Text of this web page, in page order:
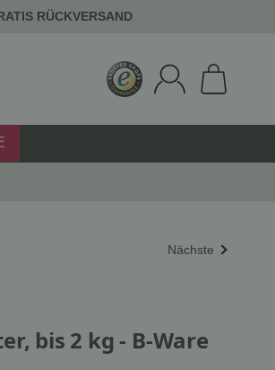
RÜCKVERSAND
Nächste
bis 2 kg - B-Ware